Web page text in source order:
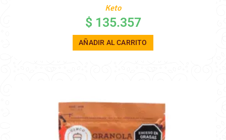
Keto
$ 135.357
AÑADIR AL CARRITO